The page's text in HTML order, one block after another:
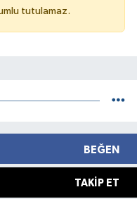
tutulamaz.
BEĞEN
TAKIP ET